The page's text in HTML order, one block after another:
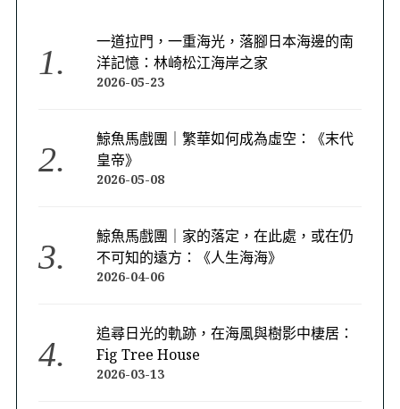
一道拉門，一重海光，落腳日本海邊的南
洋記憶：林崎松江海岸之家
2026-05-23
鯨魚馬戲團｜繁華如何成為虛空：《末代
皇帝》
2026-05-08
鯨魚馬戲團｜家的落定，在此處，或在仍
不可知的遠方：《人生海海》
2026-04-06
追尋日光的軌跡，在海風與樹影中棲居：
Fig Tree House
2026-03-13